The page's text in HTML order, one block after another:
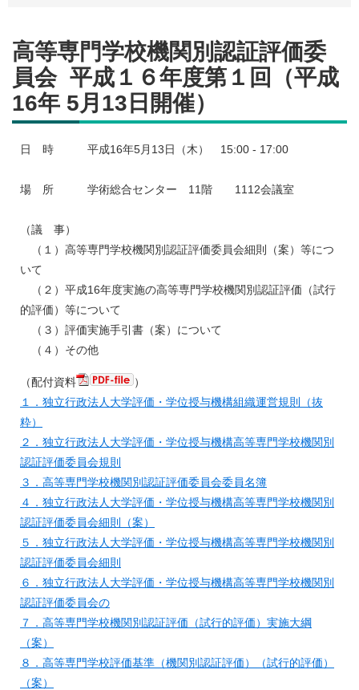
高等専門学校機関別認証評価委
員会 平成１６年度第１回（平成
16年 5月13日開催）
日 時 平成16年5月13日（木） 15:00 - 17:00
場 所 学術総合センター 11階 1112会議室
（議 事）
（１）高等専門学校機関別認証評価委員会細則（案）等につ
いて
（２）平成16年度実施の高等専門学校機関別認証評価（試行
的評価）等について
（３）評価実施手引書（案）について
（４）その他
（配付資料
）
１．独立行政法人大学評価・学位授与機構組織運営規則（抜
粋）
２．独立行政法人大学評価・学位授与機構高等専門学校機関別
認証評価委員会規則
３．高等専門学校機関別認証評価委員会委員名簿
４．独立行政法人大学評価・学位授与機構高等専門学校機関別
認証評価委員会細則（案）
５．独立行政法人大学評価・学位授与機構高等専門学校機関別
認証評価委員会細則
６．独立行政法人大学評価・学位授与機構高等専門学校機関別
認証評価委員会の
７．高等専門学校機関別認証評価（試行的評価）実施大綱
（案）
８．高等専門学校評価基準（機関別認証評価）（試行的評価）
（案）